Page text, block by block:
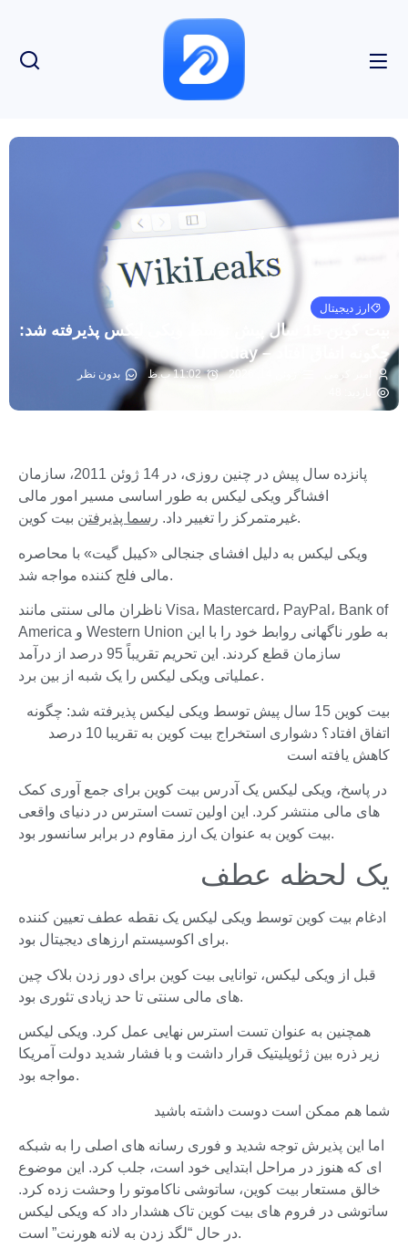
ارز دیجیتال
بیت کوین 15 سال پیش توسط ویکی لیکس پذیرفته شد:
چگونه اتفاق افتاد – U.Today
11:02 ب.ظ
بدون نظر
پانزده سال پیش در چنین روزی، در 14 ژوئن 2011، سازمان
افشاگر ویکی لیکس به طور اساسی مسیر امور مالی
غیرمتمرکز را تغییر داد. رسما پذیرفتن بیت کوین.
ویکی لیکس به دلیل افشای جنجالی «کیبل گیت» با محاصره
مالی فلج کننده مواجه شد.
ناظران مالی سنتی مانند Visa، Mastercard، PayPal، Bank of
America و Western Union به طور ناگهانی روابط خود را با این
سازمان قطع کردند. این تحریم تقریباً 95 درصد از درآمد
عملیاتی ویکی لیکس را یک شبه از بین برد.
بیت کوین 15 سال پیش توسط ویکی لیکس پذیرفته شد: چگونه
اتفاق افتاد؟ دشواری استخراج بیت کوین به تقریبا 10 درصد
کاهش یافته است
در پاسخ، ویکی لیکس یک آدرس بیت کوین برای جمع آوری کمک
های مالی منتشر کرد. این اولین تست استرس در دنیای واقعی
بیت کوین به عنوان یک ارز مقاوم در برابر سانسور بود.
یک لحظه عطف
ادغام بیت کوین توسط ویکی لیکس یک نقطه عطف تعیین کننده
برای اکوسیستم ارزهای دیجیتال بود.
قبل از ویکی لیکس، توانایی بیت کوین برای دور زدن بلاک چین
های مالی سنتی تا حد زیادی تئوری بود.
همچنین به عنوان تست استرس نهایی عمل کرد. ویکی لیکس
زیر ذره بین ژئوپلیتیک قرار داشت و با فشار شدید دولت آمریکا
مواجه بود.
شما هم ممکن است دوست داشته باشید
اما این پذیرش توجه شدید و فوری رسانه های اصلی را به شبکه
ای که هنوز در مراحل ابتدایی خود است، جلب کرد. این موضوع
خالق مستعار بیت کوین، ساتوشی ناکاموتو را وحشت زده کرد.
ساتوشی در فروم های بیت کوین تاک هشدار داد که ویکی لیکس
در حال “لگد زدن به لانه هورنت” است.